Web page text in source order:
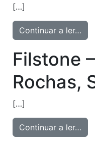
[…]
Continuar a ler…
Filstone
Rochas,
[…]
Continuar a ler…